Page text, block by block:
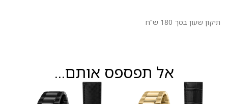
תיקון שעון בסך 180 ש"ח
אל תפספס אותם...